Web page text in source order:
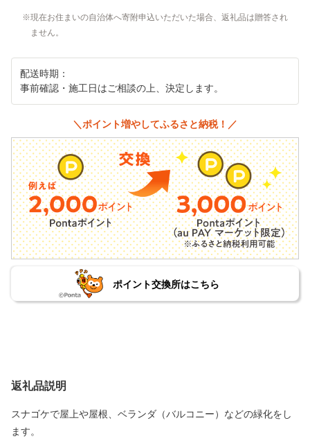
現在お住まいの自治体へ寄附申込いただいた場合、返礼品は贈答され
ません。
配送時期：
事前確認・施工日はご相談の上、決定します。
＼ポイント増やしてふるさと納税！／
ポイント交換所はこちら
返礼品説明
スナゴケで屋上や屋根、ベランダ（バルコニー）などの緑化をし
ます。